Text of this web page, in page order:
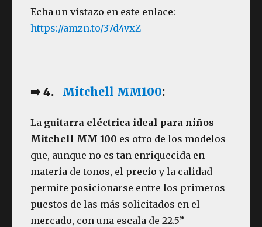
Echa un vistazo en este enlace:
https://amzn.to/37d4vxZ
➡️ 4. Mitchell MM100:
La guitarra eléctrica ideal para niños
Mitchell MM 100 es otro de los modelos
que, aunque no es tan enriquecida en
materia de tonos, el precio y la calidad
permite posicionarse entre los primeros
puestos de las más solicitados en el
mercado, con una escala de 22.5”